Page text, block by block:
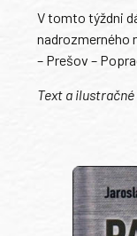
V tomto týždni
nadrozmerného
– Prešov –
Text a